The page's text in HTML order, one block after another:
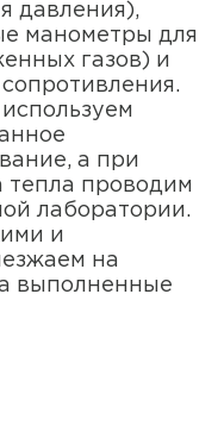
давления),
манометры для
газов) и
а при
тепла проводим
лаборатории.
и
на
выполненные